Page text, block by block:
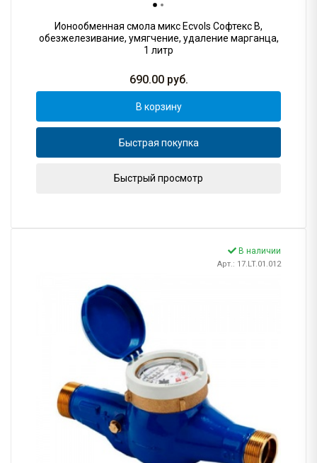
Ионообменная смола микс Ecvols Софтекс B,
обезжелезивание, умягчение, удаление марганца,
1 литр
690.00руб.
В корзину
Быстрая покупка
Быстрый просмотр
В наличии
Арт.: 17.LT.01.012